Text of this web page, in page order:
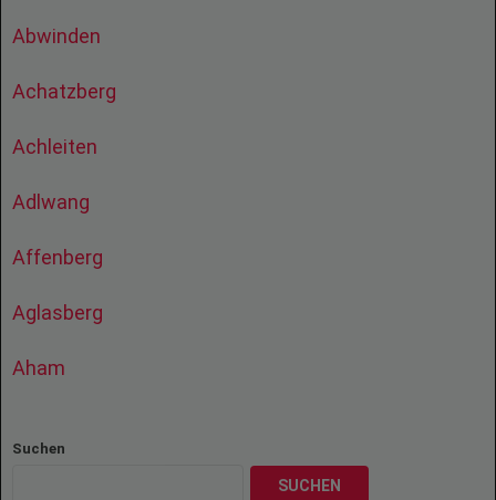
Abwinden
Achatzberg
Achleiten
Adlwang
Affenberg
Aglasberg
Aham
Suchen
SUCHEN